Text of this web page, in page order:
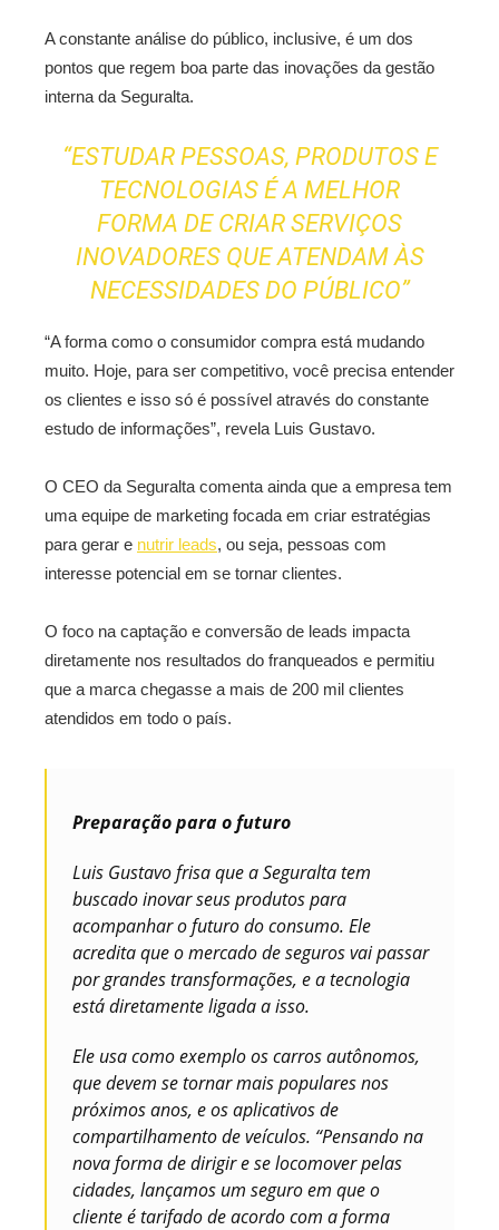
A constante análise do público, inclusive, é um dos
pontos que regem boa parte das inovações da gestão
interna da Seguralta.
“ESTUDAR PESSOAS, PRODUTOS E
TECNOLOGIAS É A MELHOR
FORMA DE CRIAR SERVIÇOS
INOVADORES QUE ATENDAM ÀS
NECESSIDADES DO PÚBLICO”
“A forma como o consumidor compra está mudando
muito. Hoje, para ser competitivo, você precisa entender
os clientes e isso só é possível através do constante
estudo de informações”, revela Luis Gustavo.
O CEO da Seguralta comenta ainda que a empresa tem
uma equipe de marketing focada em criar estratégias
para gerar e nutrir leads, ou seja, pessoas com
interesse potencial em se tornar clientes.
O foco na captação e conversão de leads impacta
diretamente nos resultados do franqueados e permitiu
que a marca chegasse a mais de 200 mil clientes
atendidos em todo o país.
Preparação para o futuro
Luis Gustavo frisa que a Seguralta tem
buscado inovar seus produtos para
acompanhar o futuro do consumo. Ele
acredita que o mercado de seguros vai passar
por grandes transformações, e a tecnologia
está diretamente ligada a isso.
Ele usa como exemplo os carros autônomos,
que devem se tornar mais populares nos
próximos anos, e os aplicativos de
compartilhamento de veículos. “Pensando na
nova forma de dirigir e se locomover pelas
cidades, lançamos um seguro em que o
cliente é tarifado de acordo com a forma